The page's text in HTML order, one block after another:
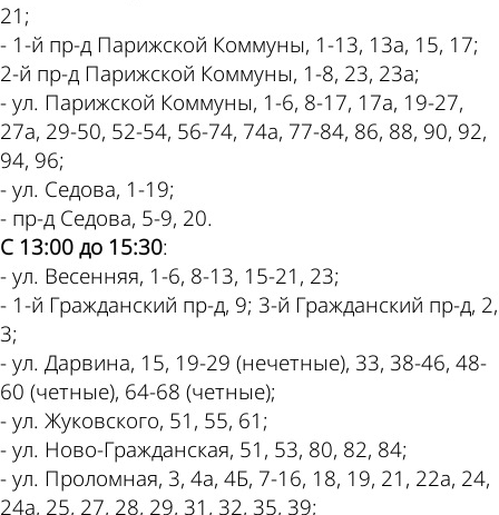
21;
- 1-й пр-д Парижской Коммуны, 1-13, 13а, 15, 17;
2-й пр-д Парижской Коммуны, 1-8, 23, 23а;
- ул. Парижской Коммуны, 1-6, 8-17, 17а, 19-27,
27а, 29-50, 52-54, 56-74, 74а, 77-84, 86, 88, 90, 92,
94, 96;
- ул. Седова, 1-19;
- пр-д Седова, 5-9, 20.
С 13:00 до 15:30:
- ул. Весенняя, 1-6, 8-13, 15-21, 23;
- 1-й Гражданский пр-д, 9; 3-й Гражданский пр-д, 2,
3;
- ул. Дарвина, 15, 19-29 (нечетные), 33, 38-46, 48-
60 (четные), 64-68 (четные);
- ул. Жуковского, 51, 55, 61;
- ул. Ново-Гражданская, 51, 53, 80, 82, 84;
- ул. Проломная, 3, 4а, 4Б, 7-16, 18, 19, 21, 22а, 24,
24а, 25, 27, 28, 29, 31, 32, 35, 39;